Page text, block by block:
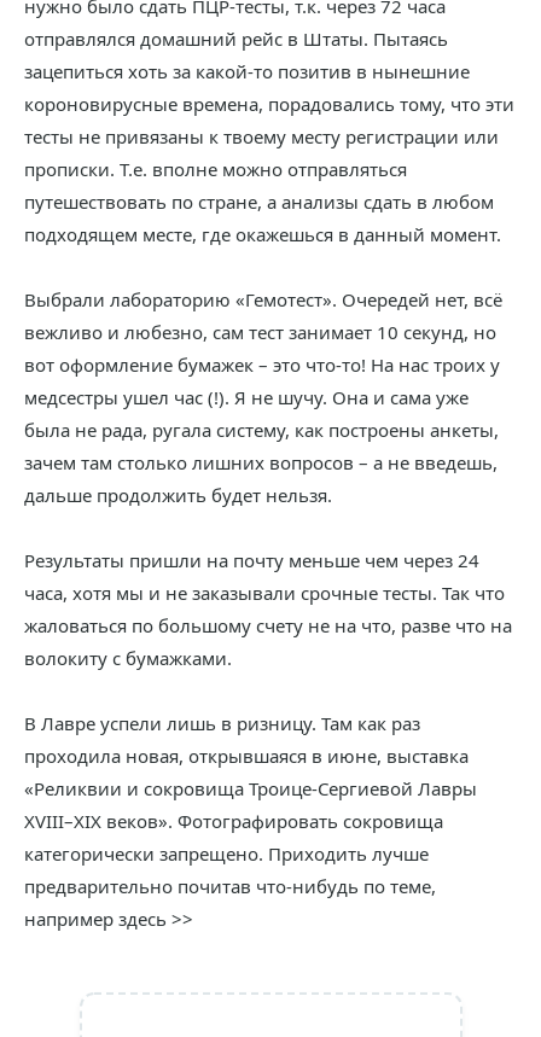
нужно было сдать ПЦР-тесты, т.к. через 72 часа
отправлялся домашний рейс в Штаты. Пытаясь
зацепиться хоть за какой-то позитив в нынешние
короновирусные времена, порадовались тому, что эти
тесты не привязаны к твоему месту регистрации или
прописки. Т.е. вполне можно отправляться
путешествовать по стране, а анализы сдать в любом
подходящем месте, где окажешься в данный момент.
Выбрали лабораторию «Гемотест». Очередей нет, всё
вежливо и любезно, сам тест занимает 10 секунд, но
вот оформление бумажек – это что-то! На нас троих у
медсестры ушел час (!). Я не шучу. Она и сама уже
была не рада, ругала систему, как построены анкеты,
зачем там столько лишних вопросов – а не введешь,
дальше продолжить будет нельзя.
Результаты пришли на почту меньше чем через 24
часа, хотя мы и не заказывали срочные тесты. Так что
жаловаться по большому счету не на что, разве что на
волокиту с бумажками.
В Лавре успели лишь в ризницу. Там как раз
проходила новая, открывшаяся в июне, выставка
«Реликвии и сокровища Троице-Сергиевой Лавры
XVIII–XIX веков». Фотографировать сокровища
категорически запрещено. Приходить лучше
предварительно почитав что-нибудь по теме,
например здесь >>